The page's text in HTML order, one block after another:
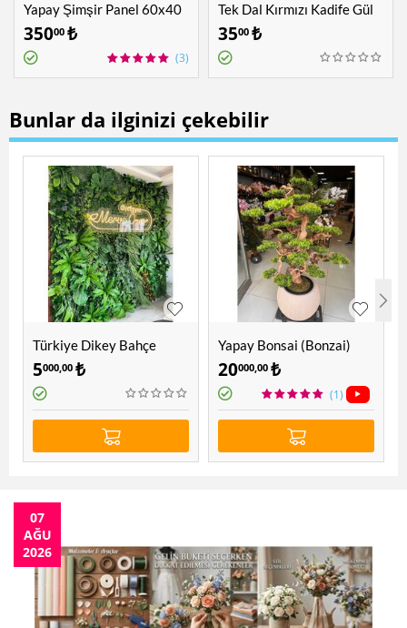
Yapay Şimşir Panel 60x40
cm
35000 ₺
(3)
Tek Dal Kırmızı Kadife Gül
3500 ₺
Bunlar da ilginizi çekebilir
Türkiye Dikey Bahçe
5000,00 ₺
Yapay Bonsai (Bonzai)
Ağacı 1.60 Mt
20000,00 ₺
(1)
07
AĞU
2026